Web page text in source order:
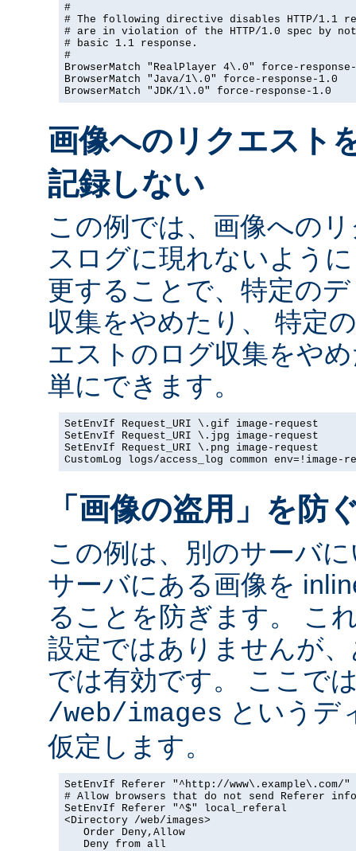
#
# The following directive disables HTTP/1.1
# are in violation of the HTTP/1.0 spec by
# basic 1.1 response.
#
BrowserMatch "RealPlayer 4\.0" force-
BrowserMatch "Java/1\.0" force-response-1.0
BrowserMatch "JDK/1\.0" force-response-1.0
画像へのリクエスト
記録しない
この例では、画像への
スログに現れないよう
更することで、特定の
収集をやめたり、 特定
エストのログ収集をや
単にできます。
SetEnvIf Request_URI \.gif image-request
SetEnvIf Request_URI \.jpg image-request
SetEnvIf Request_URI \.png image-request
CustomLog logs/access_log common env=!image-
「画像の盗用」を防
この例は、別のサーバ
サーバにある画像を
ることを防ぎます。 こ
設定ではありませんが
では有効です。 ここで
/web/images というデ
仮定します。
SetEnvIf Referer "^http://
# Allow browsers that do not send Referer info
SetEnvIf Referer "^$" local_referal
<Directory /web/images>
   Order Deny,Allow
   Deny from all